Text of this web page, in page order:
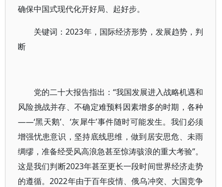
确保中国式现代化开好局、起好步。
关键词：2023年，国际经济形势，发展趋势，判
断
党的二十大报告指出：“我国发展进入战略机遇和
风险挑战并存、不确定难预料因素增多的时期，各种
——‘黑天鹅’、‘灰犀牛’事件随时可能发生。我们必须
增强忧患意识，坚持底线思维，做到居安思危、未雨
绸缪，准备经受风高浪急甚至惊涛骇浪的重大考验”。
这是我们判断2023年甚至更长一段时间世界经济走势
的遵循。2022年由于百年疫情、俄乌冲突、大国竞争